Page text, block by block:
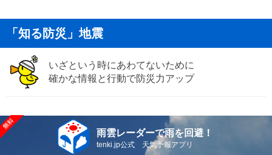
「知る防災」地震
いざという時にあわてないために
確かな情報と行動で防災力アップ
雨雲レーダーで雨を回避！
tenki.jp公式 天気予報アプリ